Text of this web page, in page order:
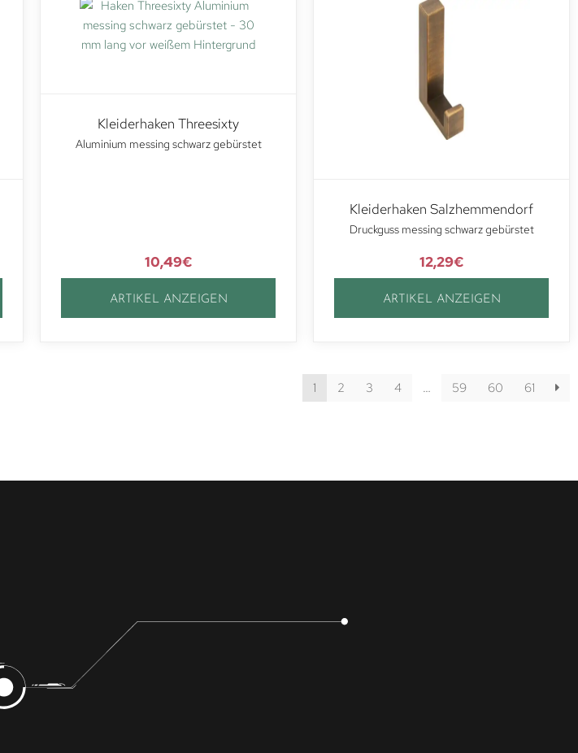
Kleiderhaken Threesixty
Aluminium messing schwarz gebürstet
10,49€
ARTIKEL ANZEIGEN
Kleiderhaken Salzhemmendorf
Druckguss messing schwarz gebürstet
12,29€
ARTIKEL ANZEIGEN
1 2 3 4 … 59 60 61